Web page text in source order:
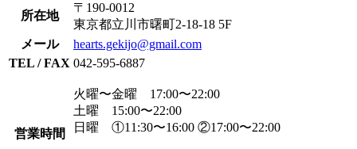
所在地
〒190-0012
東京都立川市曙町2-18-18 5F
メール
hearts.gekijo@gmail.com
TEL / FAX 042-595-6887
営業時間
火曜〜金曜 17:00〜22:00
土曜 15:00〜22:00
日曜 ①11:30〜16:00 ②17:00〜22:00